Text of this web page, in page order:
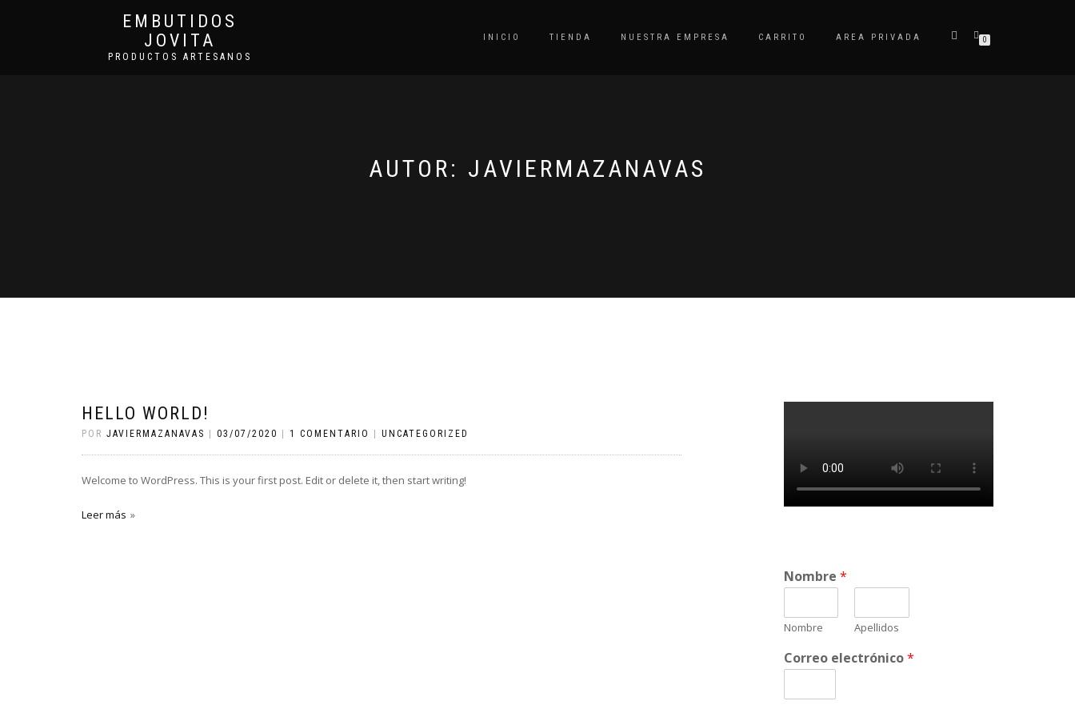
EMBUTIDOS
JOVITA
PRODUCTOS ARTESANOS
INICIO TIENDA NUESTRA EMPRESA CARRITO AREA PRIVADA 0
AUTOR: JAVIERMAZANAVAS
HELLO WORLD!
POR JAVIERMAZANAVAS 03/07/2020 1 COMENTARIO UNCATEGORIZED
Welcome to WordPress. This is your first post. Edit or delete it, then start writing!
Leer más
Nombre *
Nombre Apellidos
Correo electrónico*